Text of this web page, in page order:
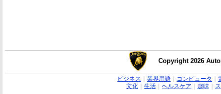
Copyright 2026
ビジネス 業界用語｜ コンピュータ
文化｜ 生活｜ ヘルスケア 趣味｜